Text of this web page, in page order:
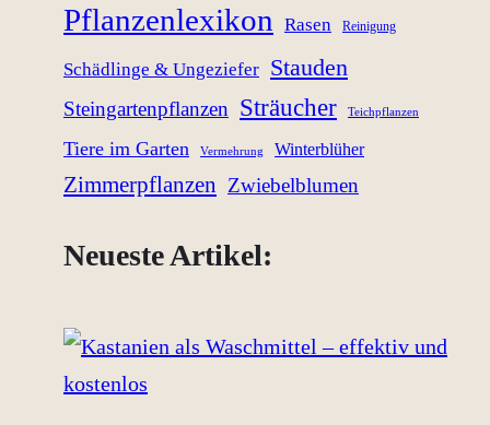
Pflanzenlexikon Rasen Reinigung
Schädlinge & Ungeziefer Stauden
Steingartenpflanzen Sträucher Teichpflanzen
Tiere im Garten Vermehrung Winterblüher
Zimmerpflanzen Zwiebelblumen
Neueste Artikel: